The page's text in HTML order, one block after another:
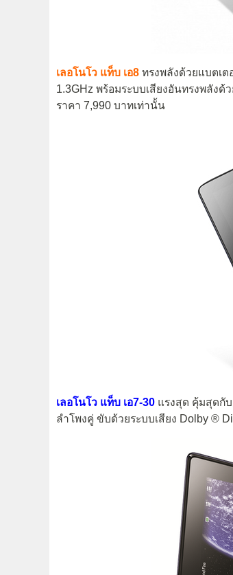
เลอโนโว แท็บ เอ8 ทรงพลังด้วยแบตเต
1.3GHz พร้อมระบบเสียงอันทรงพลัง
ราคา 7,990 บาทเท่านั้น
เลอโนโว แท็บ เอ7-30 แรงสุด คุ้มสุดกับ
ลำโพงคู่ ขับด้วยระบบเสียง Dolby ®